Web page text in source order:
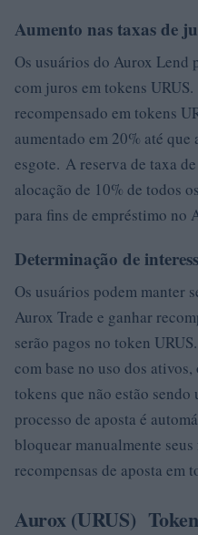
Aumento nas taxas de
Os usuários do Aurox Lend
com juros em tokens
recompensado em tokens
aumentado em 20% até que
esgote. A reserva de taxa
alocação de 10% de todos
​​para fins de empréstimo no
Determinação de
Os usuários podem manter
Aurox Trade e ganhar
serão pagos no token
com base no uso dos
tokens que não estão
processo de aposta é
bloquear manualmente
recompensas de aposta em
Aurox (URUS)